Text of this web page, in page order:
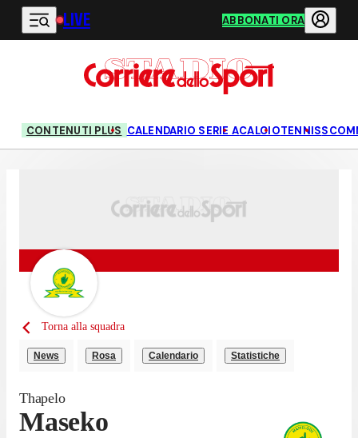
Vai al contenuto principale
LIVE ABBONATI ORA
CONTENUTI PLUS CALENDARIO SERIE ACALCIOTENNIS
Torna alla squadra
News Rosa Calendario Statistiche
Thapelo
Maseko